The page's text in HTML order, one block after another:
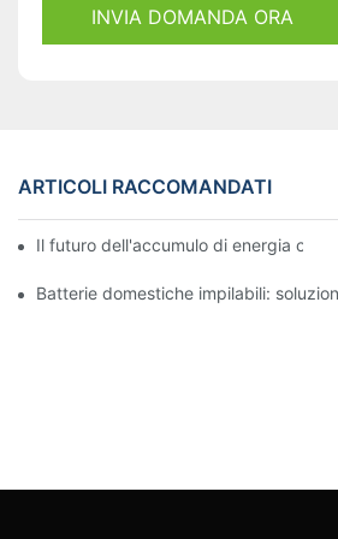
INVIA DOMANDA ORA
ARTICOLI RACCOMANDATI
Il futuro dell'accumulo di energia
Batterie domestiche impilabili: